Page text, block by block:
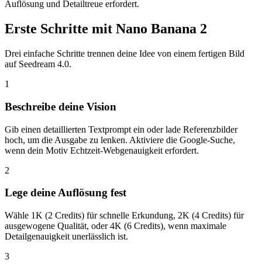
Auflösung und Detailtreue erfordert.
Erste Schritte mit Nano Banana 2
Drei einfache Schritte trennen deine Idee von einem fertigen Bild
auf Seedream 4.0.
1
Beschreibe deine Vision
Gib einen detaillierten Textprompt ein oder lade Referenzbilder
hoch, um die Ausgabe zu lenken. Aktiviere die Google-Suche,
wenn dein Motiv Echtzeit-Webgenauigkeit erfordert.
2
Lege deine Auflösung fest
Wähle 1K (2 Credits) für schnelle Erkundung, 2K (4 Credits) für
ausgewogene Qualität, oder 4K (6 Credits), wenn maximale
Detailgenauigkeit unerlässlich ist.
3